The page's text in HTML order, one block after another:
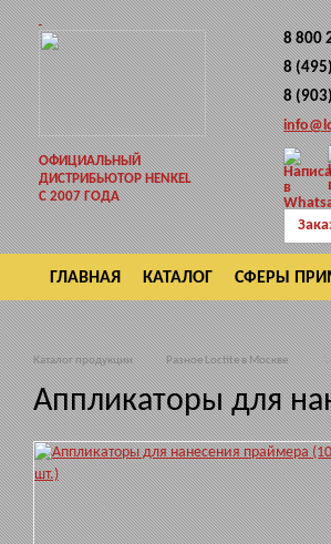
ОФИЦИАЛЬНЫЙ
ДИСТРИБЬЮТОР HENKEL
С 2007 ГОДА
8 800
8
8
ГЛАВНАЯ КАТАЛОГ СФЕРЫ
ВОЗВРАТ
Каталог продукции Разное Loctite в Москве
Аппликаторы для